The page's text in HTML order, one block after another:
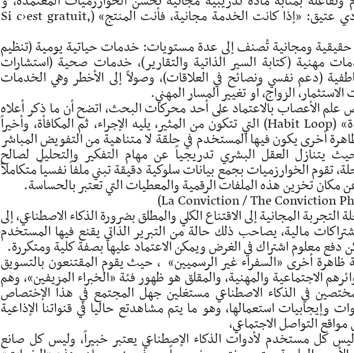
يتجلى هنا فخ معرفي واقتصادي عتيق: «إذا كانت الخدمة مجانية، فأنت المنتج» (Si c›est gratuit,
حقيقية ومجانية تُصنف إلى عدة مستويات: خدمات حياتية يومية (تنظيم
مهنية (كتابة السير الذاتية والتقارير)، خدمات صحية (استشارات
(دعم نفسي ونصائح في العلاقات)، وصولاً إلى الأخطر وهي الخدمات
الزواج، أو تغيير المسار المهني.
الأعصاب بالاعتماد على أحد محركات البحث، اتضح أن ما ذكر أعلاه
يبني ما يُعرف بـ «حلقة العادة» (Habit Loop) التي تتكون من المثير، يليه الإجراء، ثم المكافأة، وأخيراً
أخرى يكون فيها المستخدم في حلقة لا متناهية من التفويض المباشر
يتنازل العقل البشري تدريجياً عن مهام التفكير والتحليل لصالح
تقوم الخوارزميات بجمع بيانات سلوكية دقيقة تبني ملفاً نفسياً متكاملاً
تخزين هذه الملفات الرقمية والمعطيات التي تعتبر بالحساسة.
المجانية إلى الاقتناع الكلي والمطلق بضرورة الذكاء الاصطناعي، إلى
مالية، يصاحب ذلك حالة من التبرير الذاتي يقنع فيها المستخدم
دفع معلوم اشتراك في الغرض ويمكن الاعتماد عليها بصفة كلية ومتكررة.
أخرى «السفراء غير الرسميين» ، حيث يقوم المقتنعون بالتسويق
الاجتماعية والمهنية، والمقلق هو ظهور فئة «الخبراء المزيفين»، وهم
في الذكاء الاصطناعي مستغلين جهل المجتمع في هذا الإختصاص
وإيجابيات استعمالها، وهو ما يتم مشاهدتع حاليا في قنواتنا الإذاعية
التواصل الاجتماعي،
ليس كل مستخدم لأدوات الذكاء الإصطناعي يعتبر خبيراً، وليس كل صانع